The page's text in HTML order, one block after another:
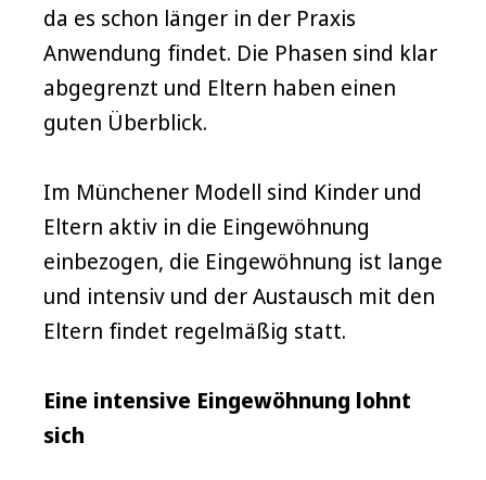
da es schon länger in der Praxis
Anwendung findet. Die Phasen sind klar
abgegrenzt und Eltern haben einen
guten Überblick.
Im Münchener Modell sind Kinder und
Eltern aktiv in die Eingewöhnung
einbezogen, die Eingewöhnung ist lange
und intensiv und der Austausch mit den
Eltern findet regelmäßig statt.
Eine intensive Eingewöhnung lohnt
sich